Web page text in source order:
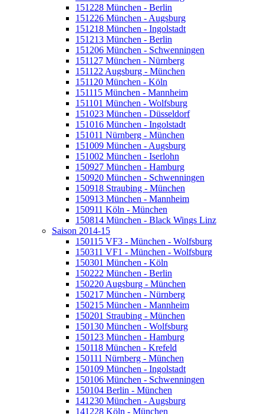
151228 München - Berlin
151226 München - Augsburg
151218 München - Ingolstadt
151213 München - Berlin
151206 München - Schwenningen
151127 München - Nürnberg
151122 Augsburg - München
151120 München - Köln
151115 München - Mannheim
151101 München - Wolfsburg
151023 München - Düsseldorf
151016 München - Ingolstadt
151011 Nürnberg - München
151009 München - Augsburg
151002 München - Iserlohn
150927 München - Hamburg
150920 München - Schwenningen
150918 Straubing - München
150913 München - Mannheim
150911 Köln - München
150814 München - Black Wings Linz
Saison 2014-15
150115 VF3 - München - Wolfsburg
150311 VF1 - München - Wolfsburg
150301 München - Köln
150222 München - Berlin
150220 Augsburg - München
150217 München - Nürnberg
150215 München - Mannheim
150201 Straubing - München
150130 München - Wolfsburg
150123 München - Hamburg
150118 München - Krefeld
150111 Nürnberg - München
150109 München - Ingolstadt
150106 München - Schwenningen
150104 Berlin - München
141230 München - Augsburg
141228 Köln - München